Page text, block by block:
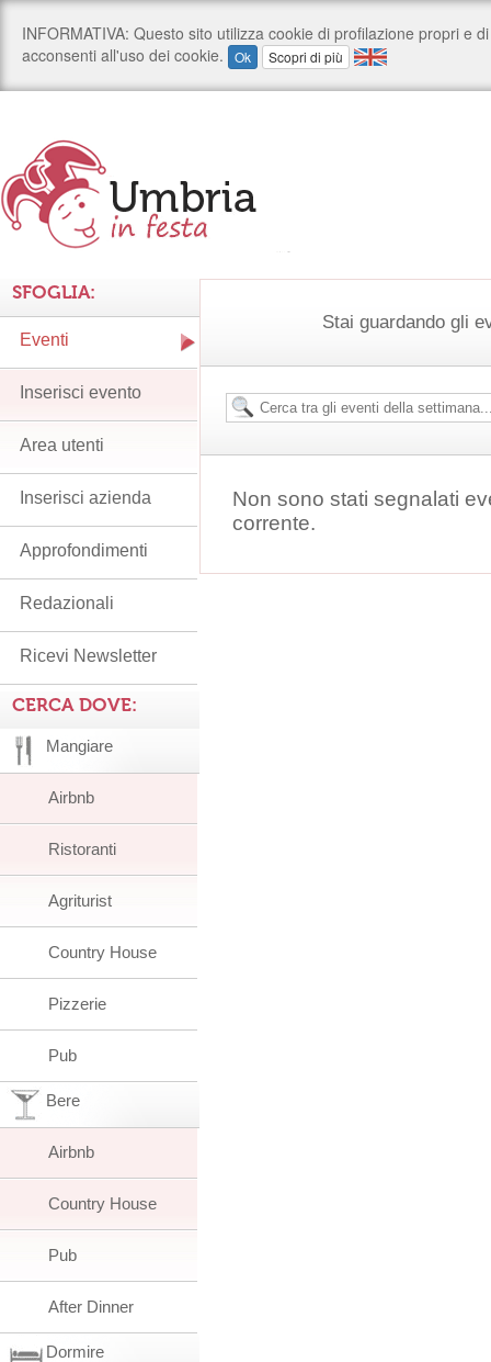
Stai guardando gli
Non sono stati segnalati
corrente.
SFOGLIA:
Eventi
Inserisci evento
Area utenti
Inserisci azienda
Approfondimenti
Redazionali
Ricevi Newsletter
CERCA DOVE:
Mangiare
Airbnb
Ristoranti
Agriturist
Country House
Pizzerie
Pub
Bere
Airbnb
Country House
Pub
After Dinner
Dormire